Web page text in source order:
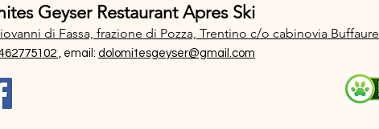
Geyser Restaurant Apres Ski
di Fassa, frazione di Pozza, Trentino c/o cabinovia Buffaure
, email: dolomitesgeyser@gmail.com